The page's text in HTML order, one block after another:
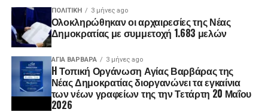
ΠΟΛΙΤΙΚΉ 3 μήνες ago
Ολοκληρώθηκαν οι αρχαιρεσίες της Νέας
Δημοκρατίας με συμμετοχή 1.683 μελών
ΑΓΙΑ ΒΑΡΒΑΡΑ 3 μήνες ago
H Τοπική Οργάνωση Αγίας Βαρβάρας της
Νέας Δημοκρατίας διοργανώνει τα εγκαίνια
των νέων γραφείων της την Τετάρτη 20 Μαΐου
2026